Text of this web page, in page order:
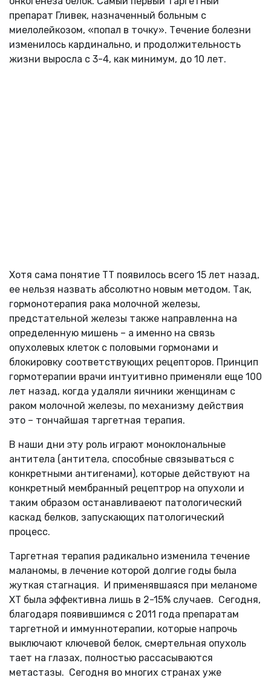
препарат Гливек, назначенный больным с
миелолейкозом, «попал в точку». Течение болезни
изменилось кардинально, и продолжительность
жизни выросла с 3-4, как минимум, до 10 лет.
Хотя сама понятие ТТ появилось всего 15 лет назад,
ее нельзя назвать абсолютно новым методом. Так,
гормонотерапия рака молочной железы,
предстательной железы также направленна на
определенную мишень – а именно на связь
опухолевых клеток с половыми гормонами и
блокировку соответствующих рецепторов. Принцип
гормотерапии врачи интуитивно применяли еще 100
лет назад, когда удаляли яичники женщинам с
раком молочной железы, по механизму действия
это – тончайшая таргетная терапия.
В наши дни эту роль играют моноклональные
антитела (антитела, способные связываться с
конкретными антигенами), которые действуют на
конкретный мембранный рецептрор на опухоли и
таким образом останавливаеют патологический
каскад белков, запускающих патологический
процесс.
Таргетная терапия радикально изменила течение
маланомы, в лечение которой долгие годы была
жуткая стагнация. И применявшаяся при меланоме
ХТ была эффективна лишь в 2-15% случаев. Сегодня,
благодаря появившимся с 2011 года препаратам
таргетной и иммуннотерапии, которые напрочь
выключают ключевой белок, смертельная опухоль
тает на глазах, полностью рассасываются
метастазы. Сегодня во многих странах уже